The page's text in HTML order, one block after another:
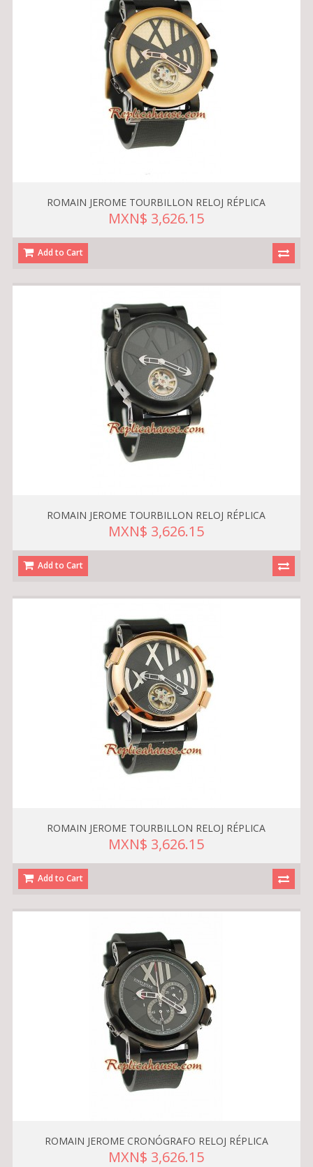
ROMAIN JEROME TOURBILLON RELOJ RÉPLICA
MXN$ 3,626.15
Add to Cart
ROMAIN JEROME TOURBILLON RELOJ RÉPLICA
MXN$ 3,626.15
Add to Cart
ROMAIN JEROME TOURBILLON RELOJ RÉPLICA
MXN$ 3,626.15
Add to Cart
ROMAIN JEROME CRONÓGRAFO RELOJ RÉPLICA
MXN$ 3,626.15